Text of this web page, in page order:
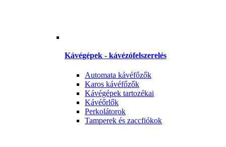
Kávégépek - kávézófelszerelés
Automata kávéfőzők
Karos kávéfőzők
Kávégépek tartozékai
Kávéőrlők
Perkolátorok
Tamperek és zaccfiókok